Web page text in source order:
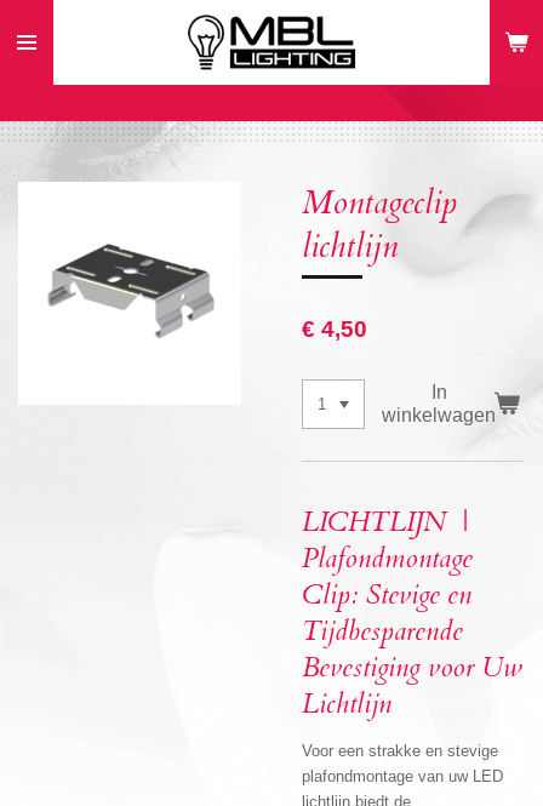
direct
hoofdinhoud
Montageclip
lichtlijn
€ 4,50
In
winkelwagen
LICHTLIJN |
Plafondmontage
Clip: Stevige en
Tijdbesparende
Bevestiging voor Uw
Lichtlijn
Voor een strakke en stevige
plafondmontage van uw LED
lichtlijn biedt de